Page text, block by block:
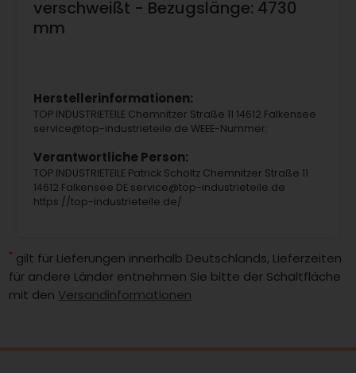
verschweißt - Bezugslänge: 4730
mm
Herstellerinformationen:
TOP INDUSTRIETEILE Chemnitzer Straße 11 14612 Falkensee
service@top-industrieteile.de WEEE-Nummer:
Verantwortliche Person:
TOP INDUSTRIETEILE Patrick Scholtz Chemnitzer Straße 11
14612 Falkensee DE service@top-industrieteile.de
https://top-industrieteile.de/
* gilt für Lieferungen innerhalb Deutschlands, Lieferzeiten
für andere Länder entnehmen Sie bitte der Schaltfläche
mit den Versandinformationen